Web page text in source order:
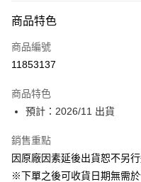
信用卡一次付款
超商取貨付款
ATM付款
運送方式
預購-全家取貨付款(舊)
商品特色
商品編號
11853137
商品特色
預計：2026/11 出貨
銷售重點
因原廠因素延後出貨恕不另
※下單之後可收貨日期無需